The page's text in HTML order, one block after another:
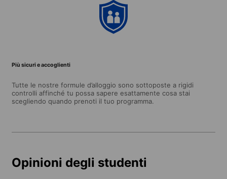
Più sicuri e accoglienti
Tutte le nostre formule d’alloggio sono sottoposte a rigidi
controlli affinché tu possa sapere esattamente cosa stai
scegliendo quando prenoti il tuo programma.
Opinioni degli studenti